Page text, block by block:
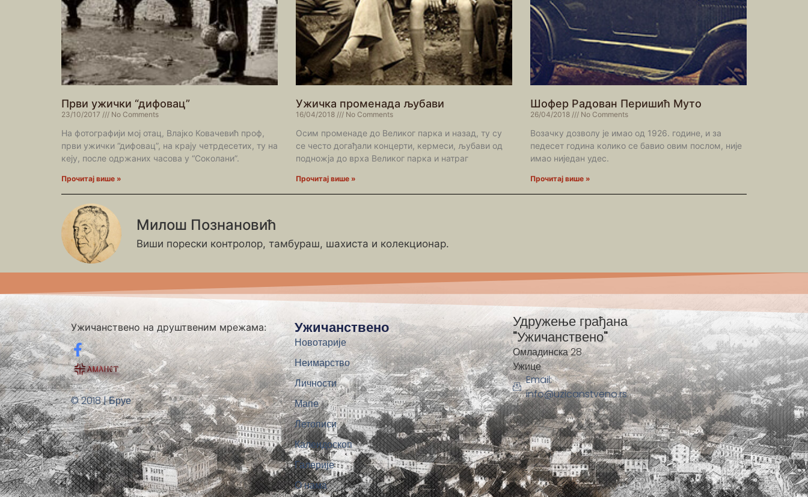
Први ужички “дифовац”
23/10/2017 No Comments
На фотографији мој отац, Влајко Ковачевић проф,
први ужички “дифовац”, на крају четрдесетих, ту на
кеју, после одржаних часова у “Соколани”.
Прочитај више »
Ужичка променада љубави
16/04/2018 No Comments
Осим променаде до Великог парка и назад, ту су
се често догађали концерти, кермеси, љубави од
подножја до врха Великог парка и натраг
Прочитај више »
Шофер Радован Перишић Муто
26/04/2018 No Comments
Возачку дозволу је имао од 1926. године, и за
педесет година колико се бавио овим послом, није
имао ниједан удес.
Прочитај више »
Милош Познановић
Виши порески контролор, тамбураш, шахиста и колекционар.
Ужичанствено на друштвеним мрежама:
© 2018 | Бруе
Ужичанствено
Новотарије
Неимарство
Личности
Мапе
Летописи
Калеидоскоп
Галерије
О нама
Удружење грађана
"Ужичанствено"
Омладинска 28
Ужице
Email:
info@uzicanstveno.rs